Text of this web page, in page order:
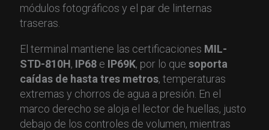
módulos fotográficos y el par de linternas
traseras.
El terminal mantiene las certificaciones MIL-
STD-810H, IP68e IP69K, por lo que soporta
caídas de hasta tres metros, temperaturas
extremas y chorros de agua a presión. En el
marco derecho se aloja el lector de huellas, justo
debajo de los controles de volumen, mientras